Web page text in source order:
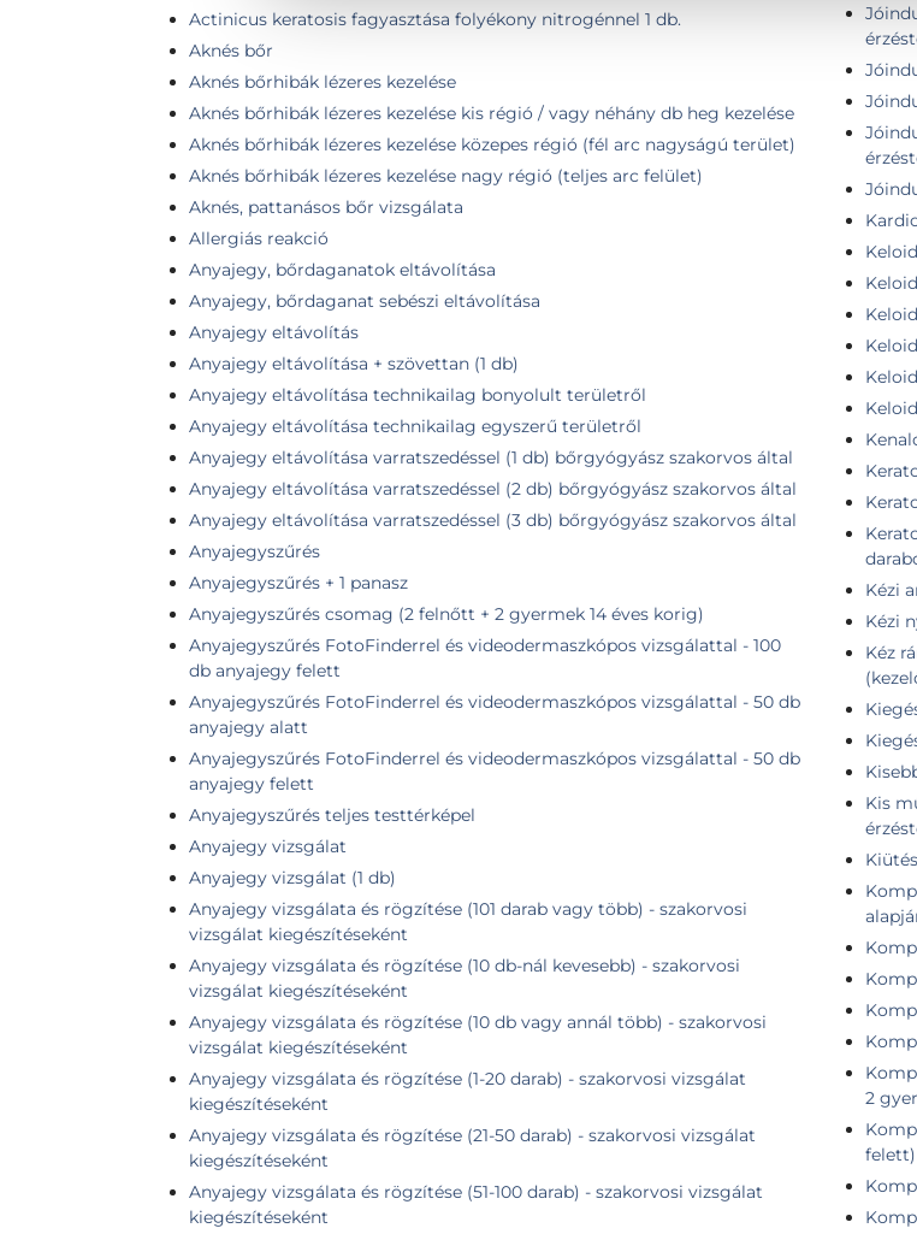
Actinicus keratosis fagyasztása folyékony nitrogénnel 1 db.
Aknés bőr
Aknés bőrhibák lézeres kezelése
Aknés bőrhibák lézeres kezelése kis régió / vagy néhány db heg kezelése
Aknés bőrhibák lézeres kezelése közepes régió (fél arc nagyságú terület)
Aknés bőrhibák lézeres kezelése nagy régió (teljes arc felület)
Aknés, pattanásos bőr vizsgálata
Allergiás reakció
Anyajegy, bőrdaganatok eltávolítása
Anyajegy, bőrdaganat sebészi eltávolítása
Anyajegy eltávolítás
Anyajegy eltávolítása + szövettan (1 db)
Anyajegy eltávolítása technikailag bonyolult területről
Anyajegy eltávolítása technikailag egyszerű területről
Anyajegy eltávolítása varratszedéssel (1 db) bőrgyógyász szakorvos által
Anyajegy eltávolítása varratszedéssel (2 db) bőrgyógyász szakorvos által
Anyajegy eltávolítása varratszedéssel (3 db) bőrgyógyász szakorvos által
Anyajegyszűrés
Anyajegyszűrés + 1 panasz
Anyajegyszűrés csomag (2 felnőtt + 2 gyermek 14 éves korig)
Anyajegyszűrés FotoFinderrel és videodermaszkópos vizsgálattal - 100
db anyajegy felett
Anyajegyszűrés FotoFinderrel és videodermaszkópos vizsgálattal - 50 db
anyajegy alatt
Anyajegyszűrés FotoFinderrel és videodermaszkópos vizsgálattal - 50 db
anyajegy felett
Anyajegyszűrés teljes testtérképel
Anyajegy vizsgálat
Anyajegy vizsgálat (1 db)
Anyajegy vizsgálata és rögzítése (101 darab vagy több) - szakorvosi
vizsgálat kiegészítéseként
Anyajegy vizsgálata és rögzítése (10 db-nál kevesebb) - szakorvosi
vizsgálat kiegészítéseként
Anyajegy vizsgálata és rögzítése (10 db vagy annál több) - szakorvosi
vizsgálat kiegészítéseként
Anyajegy vizsgálata és rögzítése (1-20 darab) - szakorvosi vizsgálat
kiegészítéseként
Anyajegy vizsgálata és rögzítése (21-50 darab) - szakorvosi vizsgálat
kiegészítéseként
Anyajegy vizsgálata és rögzítése (51-100 darab) - szakorvosi vizsgálat
kiegészítéseként
Kézi
Kézi
Kéz
Kis
2
felett)